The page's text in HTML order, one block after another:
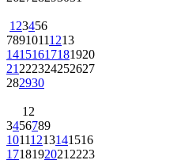
1 23456
78910111213
14151617181920
21 222324252627
282930
1 2
3456789
10111213141516
1718192021 2223